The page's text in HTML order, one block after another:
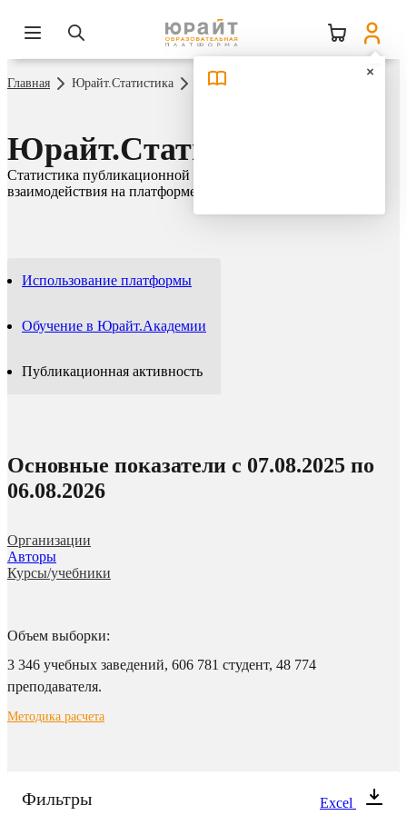
Главная Юрайт.Статистика Публикационная активность
Юрайт.Статистика
Статистика публикационной активности и сетевого
взаимодействия на платформе Юрайт
Использование платформы
Обучение в Юрайт.Академии
Публикационная активность
Основные показатели c 07.08.2025 по
06.08.2026
Организации
Авторы
Курсы/учебники
Объем выборки:
3 346 учебных заведений, 606 781 студент, 48 774
преподавателя.
Методика расчета
Фильтры Excel